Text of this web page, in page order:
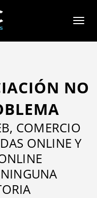
Toggle
NO
COMERCIO
ONLINE Y